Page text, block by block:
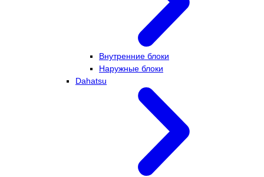
Внутренние блоки
Наружные блоки
Dahatsu